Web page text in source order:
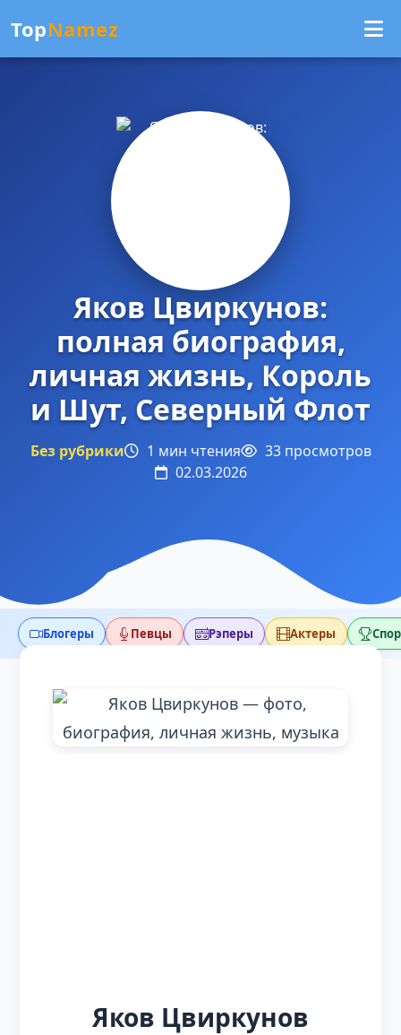
TopNamez
Яков Цвиркунов:
полная биография,
личная жизнь, Король
и Шут, Северный Флот
Без рубрики 1 мин чтения
33 просмотров
02.03.2026
Блогеры Певцы Рэперы Актеры
Яков Цвиркунов